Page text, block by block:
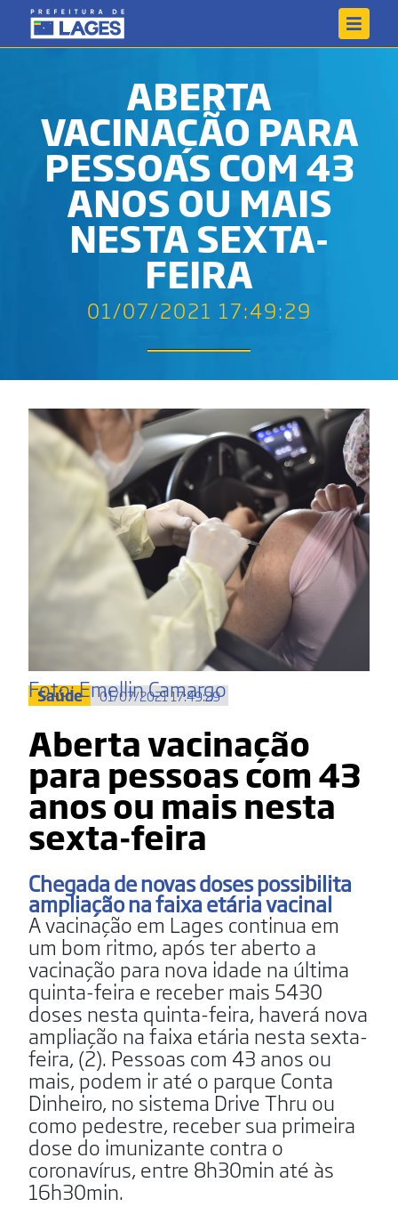
ABERTA
VACINAÇÃO PARA
PESSOAS COM 43
ANOS OU MAIS
NESTA SEXTA-
FEIRA
01/07/2021 17:49:29
Foto: Emellin Camargo
Saúde 01/07/2021 17:49:29
Aberta vacinação
para pessoas com 43
anos ou mais nesta
sexta-feira
Chegada de novas doses possibilita
ampliação na faixa etária vacinal
A vacinação em Lages continua em
um bom ritmo, após ter aberto a
vacinação para nova idade na última
quinta-feira e receber mais 5430
doses nesta quinta-feira, haverá nova
ampliação na faixa etária nesta sexta-
feira, (2). Pessoas com 43 anos ou
mais, podem ir até o parque Conta
Dinheiro, no sistema Drive Thru ou
como pedestre, receber sua primeira
dose do imunizante contra o
coronavírus, entre 8h30min até às
16h30min.